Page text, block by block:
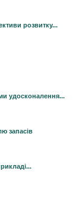
розвитку...
удосконалення...
запасів